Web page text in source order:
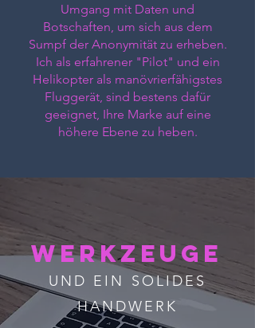
Umgang mit Daten und
Botschaften, um sich aus dem
Sumpf der Anonymität zu erheben.
Ich als erfahrener "Pilot" und ein
Helikopter als manövrierfähigstes
Fluggerät, sind bestens dafür
geeignet, Ihre Marke auf eine
höhere Ebene zu heben.
WERKZEUGE
UND EIN SOLIDES
HANDWERK